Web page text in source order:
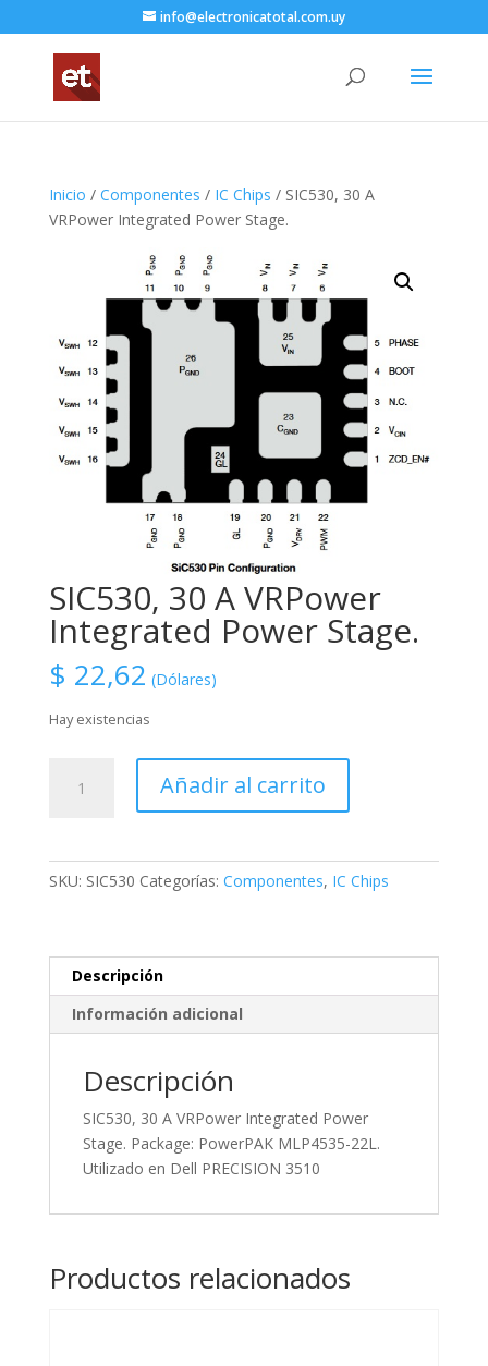
info@electronicatotal.com.uy
Inicio / Componentes / IC Chips / SIC530, 30 A
VRPower Integrated Power Stage.
SIC530, 30 A VRPower
Integrated Power Stage.
$ 22,62 (Dólares)
Hay existencias
Añadir al carrito
SKU: SIC530 Categorías: Componentes, IC Chips
Descripción
Información adicional
Descripción
SIC530, 30 A VRPower Integrated Power
Stage. Package: PowerPAK MLP4535-22L.
Utilizado en Dell PRECISION 3510
Productos relacionados